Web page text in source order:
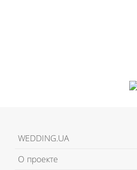
WEDDING.UA
О проекте